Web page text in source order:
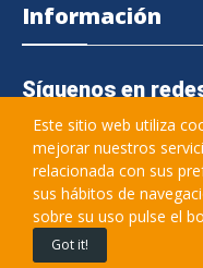
Información
Síguenos en
645 364 457
Este sitio web utiliza
mejorar nuestros
relacionada con sus
sus hábitos de
sobre su uso pulse el
Got it!